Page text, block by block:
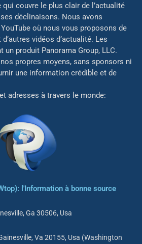
qui couvre le plus clair de l’actualité
déclinaisons. Nous avons
où nous vous proposons de
vidéos d’actualité. Les
un produit Panorama Group, LLC.
propres moyens, sans sponsors ni
une information crédible et de
adresses à travers le monde:
l'Information à bonne source
Ga 30506, Usa
Va 20155, Usa (Washington